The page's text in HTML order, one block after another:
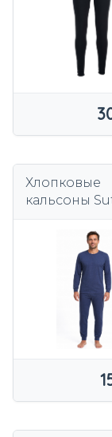
Хлопковые
кальсоны